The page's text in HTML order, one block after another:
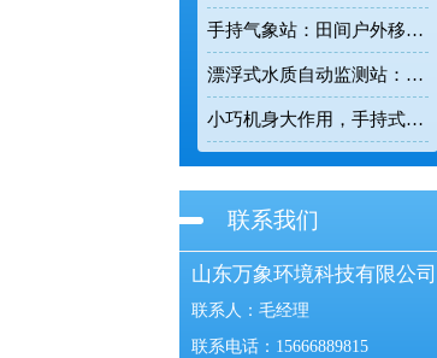
手持气象站：田间户外移动式气象监测的智能便携装备
漂浮式水质自动监测站：漂浮式监测让水质变化有据可查
小巧机身大作用，手持式电波流速仪让河道流速监测精准可控
联系我们
山东万象环境科技有限公司
联系人：毛经理
联系电话：15666889815